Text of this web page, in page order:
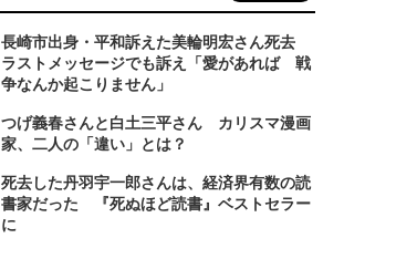
長崎市出身・平和訴えた美輪明宏さん死去
ラストメッセージでも訴え「愛があれば 戦
争なんか起こりません」
つげ義春さんと白土三平さん カリスマ漫画
家、二人の「違い」とは？
死去した丹羽宇一郎さんは、経済界有数の読
書家だった 『死ぬほど読書』ベストセラー
に